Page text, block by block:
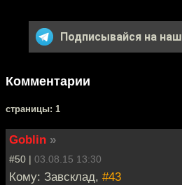
Подписывайся на наш
Комментарии
cтраницы: 1
Goblin »
#50 | 03.08.15 13:30
Кому: Завсклад, #43